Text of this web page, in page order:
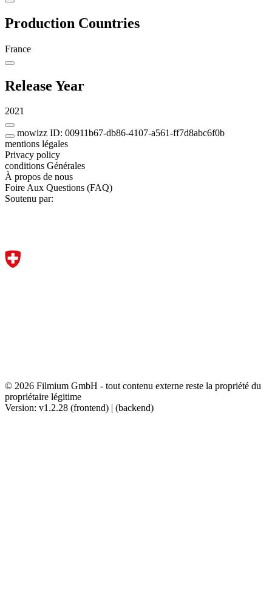
Production Countries
France
Release Year
2021
mowizz ID: 00911b67-db86-4107-a561-ff7d8abc6f0b
mentions légales
Privacy policy
conditions Générales
À propos de nous
Foire Aux Questions (FAQ)
Soutenu par:
© 2026 Filmium GmbH - tout contenu externe reste la propriété du
propriétaire légitime
Version: v1.2.28 (frontend) | (backend)